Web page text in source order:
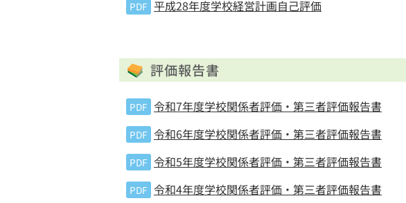
PDF 平成28年度学校経営計画自己評価
評価報告書
PDF 令和7年度学校関係者評価・第三者評価報告書
PDF 令和6年度学校関係者評価・第三者評価報告書
PDF 令和5年度学校関係者評価・第三者評価報告書
PDF 令和4年度学校関係者評価・第三者評価報告書